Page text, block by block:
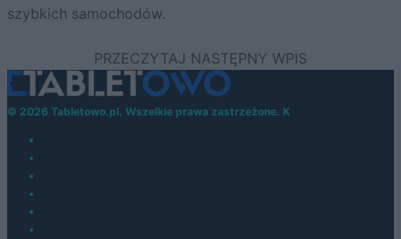
szybkich samochodów.
© 2026 Tabletowo.pl. Wszelkie prawa zastrzeżone. K